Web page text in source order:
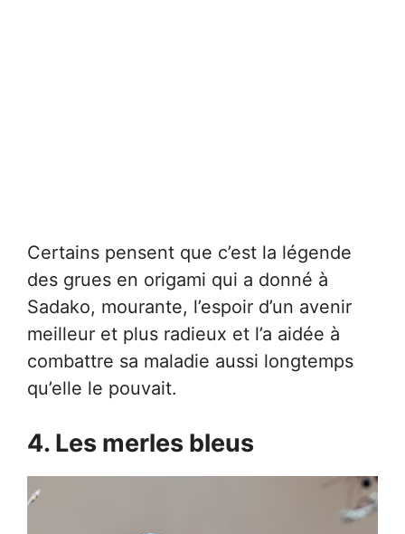
Certains pensent que c’est la légende
des grues en origami qui a donné à
Sadako, mourante, l’espoir d’un avenir
meilleur et plus radieux et l’a aidée à
combattre sa maladie aussi longtemps
qu’elle le pouvait.
4. Les merles bleus